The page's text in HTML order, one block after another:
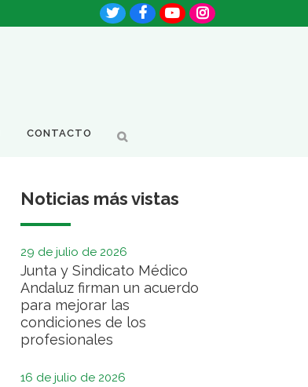
CONTACTO
Noticias más vistas
29 de julio de 2026
Junta y Sindicato Médico
Andaluz firman un acuerdo
para mejorar las
condiciones de los
profesionales
16 de julio de 2026